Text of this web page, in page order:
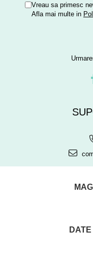
Vreau sa primesc
Afla mai multe in